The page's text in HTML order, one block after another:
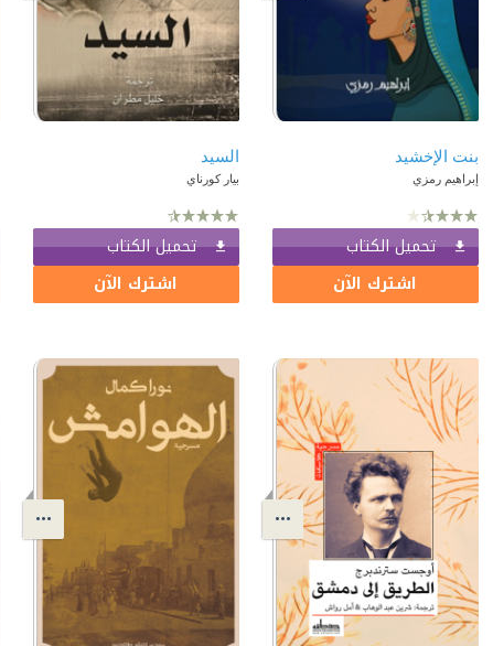
بنت الإخشيد
إبراهيم رمزي
تحميل الكتاب
اشترك الآن
السيد
بيار كورناي
تحميل الكتاب
اشترك الآن